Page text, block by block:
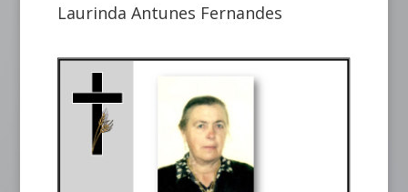
Laurinda Antunes Fernandes